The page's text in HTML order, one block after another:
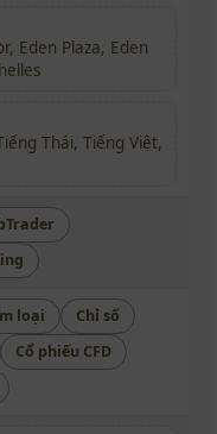
Eden Plaza, Eden
Thái, Tiếng Việt,
loại
Chỉ số
Cổ phiếu CFD